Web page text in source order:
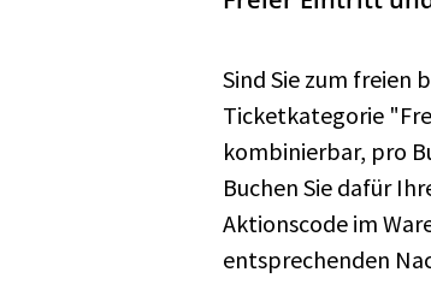
Sind Sie zum freien
Ticketkategorie
kombinierbar, pro
Buchen Sie dafür
Aktionscode im
entsprechenden